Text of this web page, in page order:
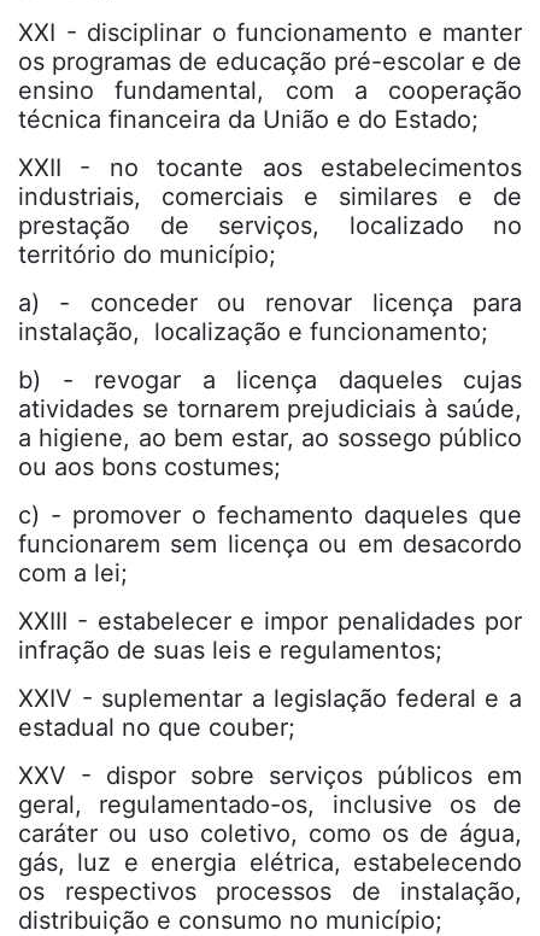
XXI - disciplinar o funcionamento e manter
os programas de educação pré-escolar e de
ensino fundamental, com a cooperação
técnica financeira da União e do Estado;
XXII - no tocante aos estabelecimentos
industriais, comerciais e similares e de
prestação de serviços, localizado no
território do município;
a) - conceder ou renovar licença para
instalação, localização e funcionamento;
b) - revogar a licença daqueles cujas
atividades se tornarem prejudiciais à saúde,
a higiene, ao bem estar, ao sossego público
ou aos bons costumes;
c) - promover o fechamento daqueles que
funcionarem sem licença ou em desacordo
com a lei;
XXIII - estabelecer e impor penalidades por
infração de suas leis e regulamentos;
XXIV - suplementar a legislação federal e a
estadual no que couber;
XXV - dispor sobre serviços públicos em
geral, regulamentado-os, inclusive os de
caráter ou uso coletivo, como os de água,
gás, luz e energia elétrica, estabelecendo
os respectivos processos de instalação,
distribuição e consumo no município;